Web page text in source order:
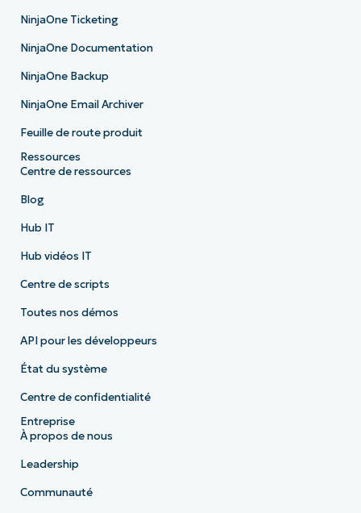
NinjaOne Ticketing
NinjaOne Documentation
NinjaOne Backup
NinjaOne Email Archiver
Feuille de route produit
Ressources
Centre de ressources
Blog
Hub IT
Hub vidéos IT
Centre de scripts
Toutes nos démos
API pour les développeurs
État du système
Centre de confidentialité
Entreprise
À propos de nous
Leadership
Communauté